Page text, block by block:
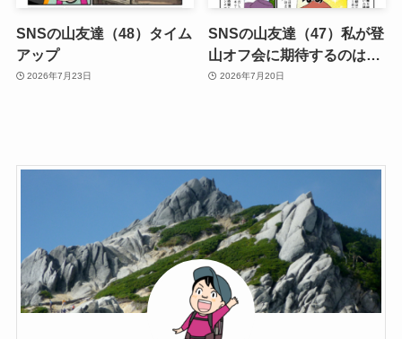
SNSの山友達（48）タイム
アップ
2026年7月23日
SNSの山友達（47）私が登
山オフ会に期待するのは…
2026年7月20日